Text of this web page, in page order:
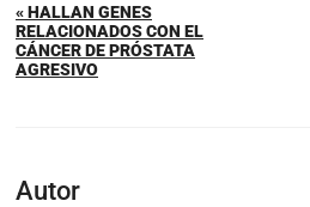
« HALLAN GENES
RELACIONADOS CON EL
CÁNCER DE PRÓSTATA
AGRESIVO
Autor